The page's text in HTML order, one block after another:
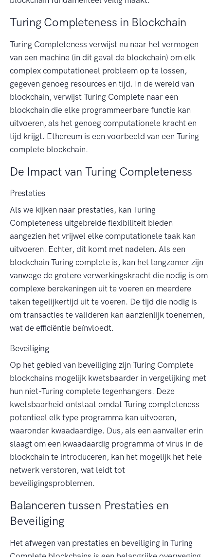
Turing Completeness in Blockchain
Turing Completeness verwijst nu naar het vermogen
van een machine (in dit geval de blockchain) om elk
complex computationeel probleem op te lossen,
gegeven genoeg resources en tijd. In de wereld van
blockchain, verwijst Turing Complete naar een
blockchain die elke programmeerbare functie kan
uitvoeren, als het genoeg computationele kracht en
tijd krijgt. Ethereum is een voorbeeld van een Turing
complete blockchain.
De Impact van Turing Completeness
Prestaties
Als we kijken naar prestaties, kan Turing
Completeness uitgebreide flexibiliteit bieden
aangezien het vrijwel elke computationele taak kan
uitvoeren. Echter, dit komt met nadelen. Als een
blockchain Turing complete is, kan het langzamer zijn
vanwege de grotere verwerkingskracht die nodig is om
complexe berekeningen uit te voeren en meerdere
taken tegelijkertijd uit te voeren. De tijd die nodig is
om transacties te valideren kan aanzienlijk toenemen,
wat de efficiëntie beïnvloedt.
Beveiliging
Op het gebied van beveiliging zijn Turing Complete
blockchains mogelijk kwetsbaarder in vergelijking met
hun niet-Turing complete tegenhangers. Deze
kwetsbaarheid ontstaat omdat Turing completeness
potentieel elk type programma kan uitvoeren,
waaronder kwaadaardige. Dus, als een aanvaller erin
slaagt om een kwaadaardig programma of virus in de
blockchain te introduceren, kan het mogelijk het hele
netwerk verstoren, wat leidt tot
beveiligingsproblemen.
Balanceren tussen Prestaties en
Beveiliging
Het afwegen van prestaties en beveiliging in Turing